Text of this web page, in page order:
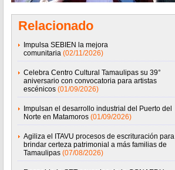
Relacionado
Impulsa SEBIEN la mejora
comunitaria (02/11/2026)
Celebra Centro Cultural Tamaulipas su 39°
aniversario con convocatoria para artistas
escénicos (01/09/2026)
Impulsan el desarrollo industrial del Puerto del
Norte en Matamoros (01/09/2026)
Agiliza el ITAVU procesos de escrituración para
brindar certeza patrimonial a más familias de
Tamaulipas (07/08/2026)